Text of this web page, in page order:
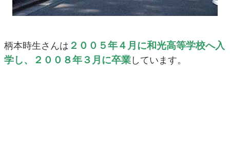
柄本時生さんは ２００５年４月に和光高等学校へ入
学し、２００８年３月に卒業 しています。